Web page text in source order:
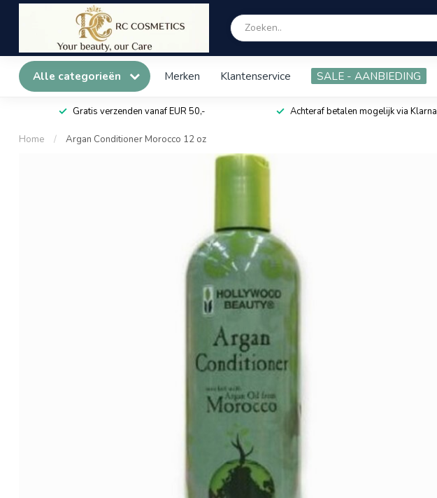
Alle categorieën Merken Klantenservice SALE - AANBIEDING
Gratis verzenden vanaf EUR 50,- Achteraf betalen mogelijk via Klarna
Home / Argan Conditioner Morocco 12 oz